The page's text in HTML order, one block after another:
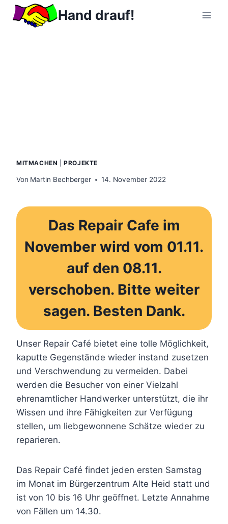
Zum
Inhalt
Hand drauf!
MITMACHEN |PROJEKTE
Von Martin Bechberger 14. November 2022
Das Repair Cafe im
November wird vom 01.11.
auf den 08.11.
verschoben. Bitte weiter
sagen. Besten Dank.
Unser Repair Café bietet eine tolle Möglichkeit,
kaputte Gegenstände wieder instand zusetzen
und Verschwendung zu vermeiden. Dabei
werden die Besucher von einer Vielzahl
ehrenamtlicher Handwerker unterstützt, die ihr
Wissen und ihre Fähigkeiten zur Verfügung
stellen, um liebgewonnene Schätze wieder zu
reparieren.
Das Repair Café findet jeden ersten Samstag
im Monat im Bürgerzentrum Alte Heid statt und
ist von 10 bis 16 Uhr geöffnet. Letzte Annahme
von Fällen um 14.30.